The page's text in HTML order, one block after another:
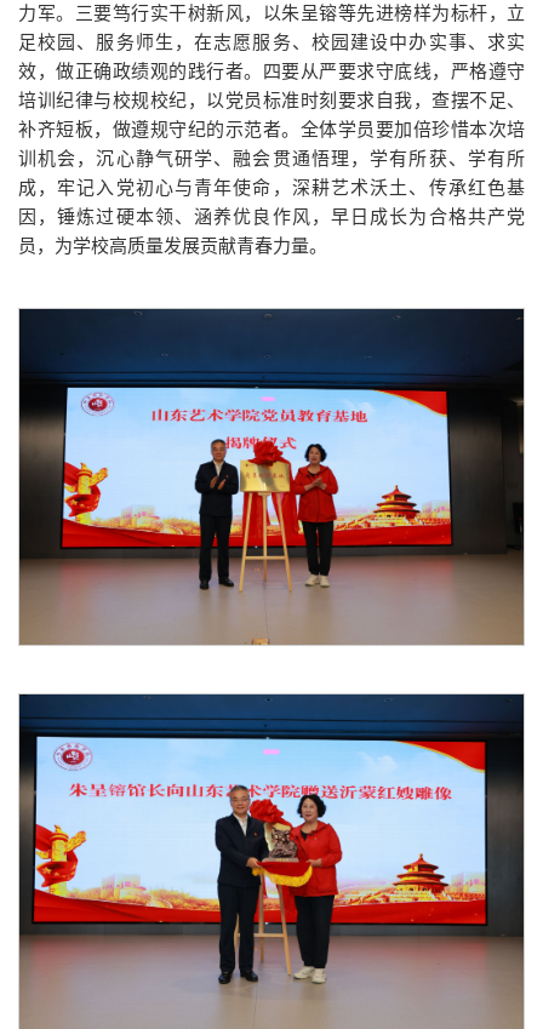
力军。三要笃行实干树新风，以朱呈镕等先进榜样为标杆，立
足校园、服务师生，在志愿服务、校园建设中办实事、求实
效，做正确政绩观的践行者。四要从严要求守底线，严格遵守
培训纪律与校规校纪，以党员标准时刻要求自我，查摆不足、
补齐短板，做遵规守纪的示范者。全体学员要加倍珍惜本次培
训机会，沉心静气研学、融会贯通悟理，学有所获、学有所
成，牢记入党初心与青年使命，深耕艺术沃土、传承红色基
因，锤炼过硬本领、涵养优良作风，早日成长为合格共产党
员，为学校高质量发展贡献青春力量。